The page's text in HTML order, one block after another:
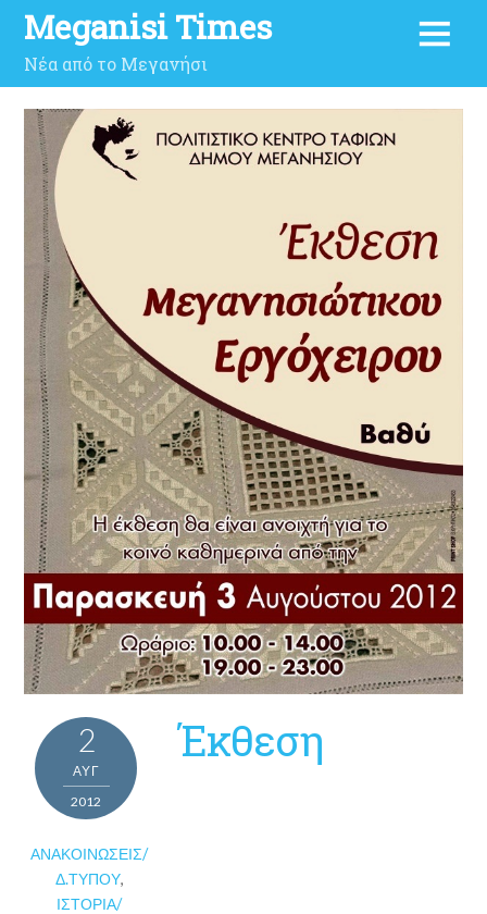
Meganisi Times
Νέα από το Μεγανήσι
2
ΑΥΓ
2012
ΑΝΑΚΟΙΝΏΣΕΙΣ/
Δ.ΤΎΠΟΥ,
ΙΣΤΟΡΊΑ/
Έκθεση